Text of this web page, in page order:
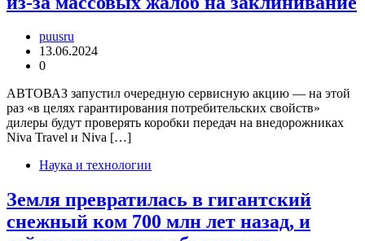
puusru
13.06.2024
0
АВТОВАЗ запустил очередную сервисную акцию — на этой
раз «в целях гарантирования потребительских свойств»
дилеры будут проверять коробки передач на внедорожниках
Niva Travel и Niva […]
Наука и технологии
Земля превратилась в гигантский
снежный ком 700 млн лет назад, и